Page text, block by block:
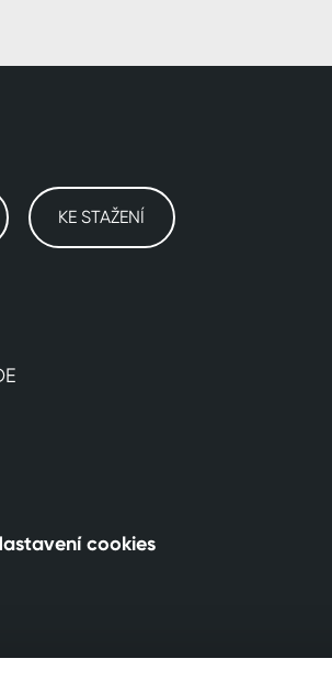
KE STAŽENÍ
cookies